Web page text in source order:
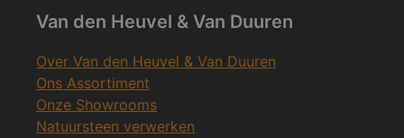
Van den Heuvel & Van Duuren
Over Van den Heuvel & Van Duuren
Ons Assortiment
Onze Showrooms
Natuursteen verwerken